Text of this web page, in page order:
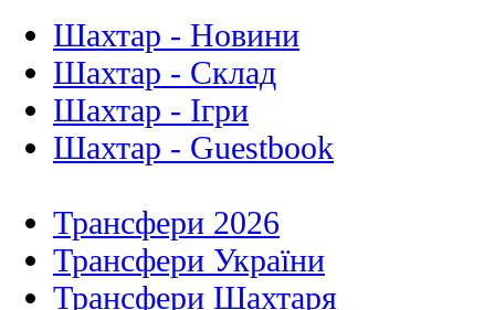
Шахтар - Новини
Шахтар - Склад
Шахтар - Ігри
Шахтар - Guestbook
Трансфери 2026
Трансфери України
Трансфери Шахтаря